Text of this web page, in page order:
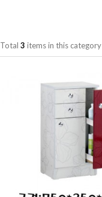
Total 3 items in this category